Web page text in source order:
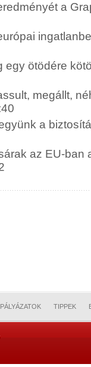
a
egy ötödére
megállt,
a
az EU-ban
PÁLYÁZATOK TIPPEK